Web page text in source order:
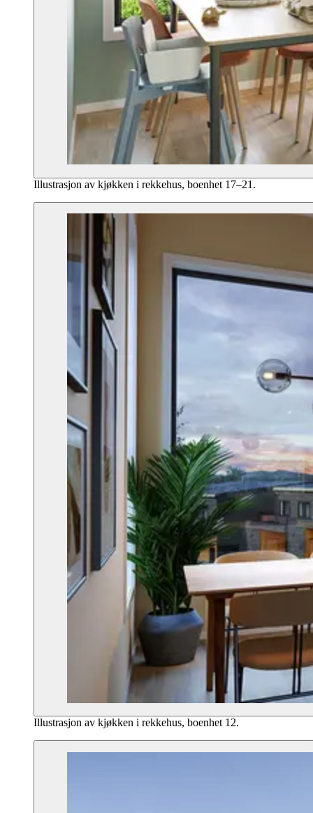
Illustrasjon av kjøkken i rekkehus, boenhet 17–21.
Illustrasjon av kjøkken i rekkehus, boenhet 12.